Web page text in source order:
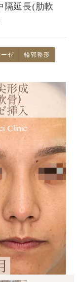
隔延長(肋軟
ゼ 輪郭整形